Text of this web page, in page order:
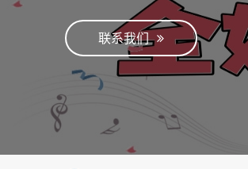
联系我们